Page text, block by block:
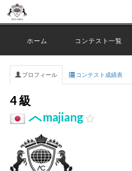
ホーム コンテスト一覧
プロフィール コンテスト成績表
4 級
majiang